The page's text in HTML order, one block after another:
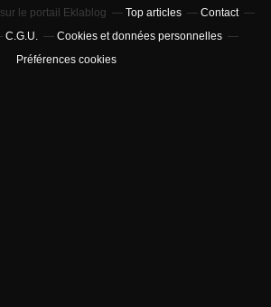
sur le portail Eklablog Top articles
Contact
C.G.U.
Cookies et données personnelles
Préférences cookies